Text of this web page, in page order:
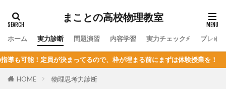
まことの高校物理教室
ホーム 実力診断 問題演習 内容学習 実力チェック⚡ プレミ
員が決まってるので、枠が埋まる前にまずは体験授業を！
HOME 物理思考力診断